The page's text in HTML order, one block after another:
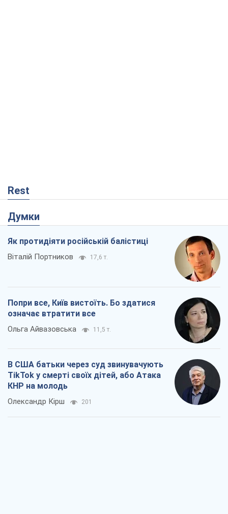
Rest
Думки
Як протидіяти російській балістиці
Віталій Портников 17,6 т.
Попри все, Київ вистоїть. Бо здатися
означає втратити все
Ольга Айвазовська 11,5 т.
В США батьки через суд звинувачують
TikTok у смерті своїх дітей, або Атака
КНР на молодь
Олександр Кірш 201